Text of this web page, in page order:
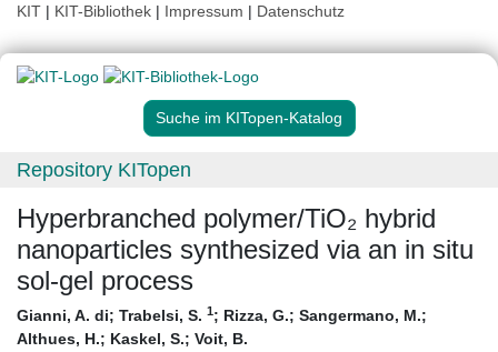
KIT | KIT-Bibliothek | Impressum | Datenschutz
Suche im KITopen-Katalog
Repository KITopen
Hyperbranched polymer/TiO₂ hybrid
nanoparticles synthesized via an in situ
sol-gel process
Gianni, A. di; Trabelsi, S. 1; Rizza, G.; Sangermano, M.;
Althues, H.; Kaskel, S.; Voit, B.